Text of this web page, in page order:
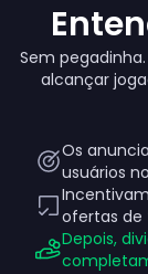
Sem
alcançar
Os
usuários
ofertas de
Depois,